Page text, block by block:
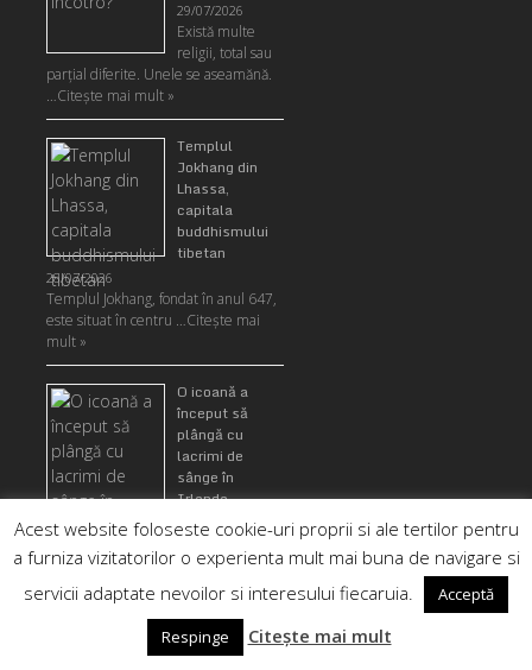
29/07/2026
Există multe
religii, total sau
parţial diferite. Unele se aseamănă.
…Citeşte mai mult »
Templul
Jokhang din
Lhassa,
capitala
buddhismului
tibetan
28/07/2026
Templul Jokhang, fondat în anul 647,
este situat în centru …Citeşte mai
mult »
O icoană a
început să
plângă cu
lacrimi de
sânge în
Irlanda
27/07/2026
irlandeză înfățișând-o pe pe …Citeşte
mai mult »
Un craniu
misterios a
Politică de cookie-uri